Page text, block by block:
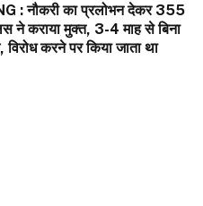
: नौकरी का प्रलोभन देकर 355
ने कराया मुक्त, 3-4 माह से बिना
करने पर किया जाता था